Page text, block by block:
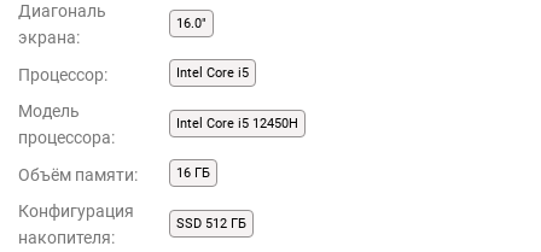
Диагональ
экрана:
16.0"
Процессор: Intel Core i5
Модель
процессора:
Intel Core i5 12450H
Объём памяти: 16 ГБ
Конфигурация
накопителя:
SSD 512 ГБ